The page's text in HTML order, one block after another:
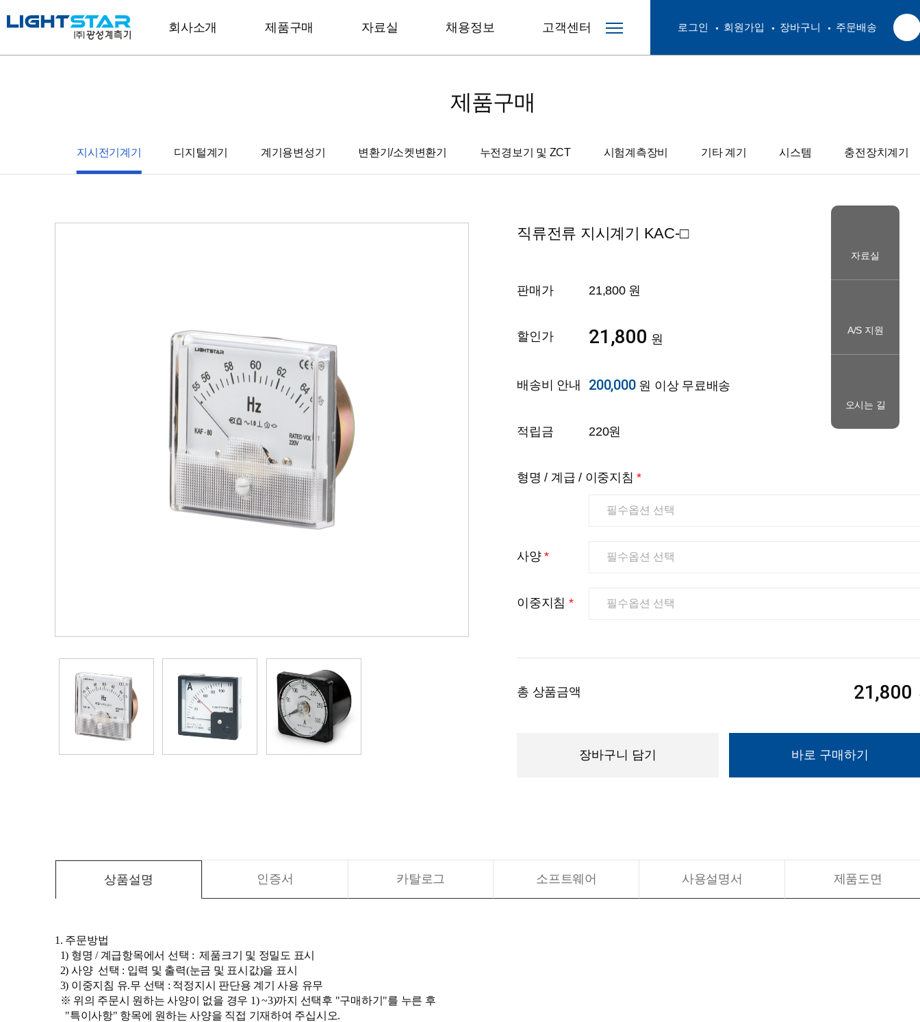
회사소개 제품구매 자료실 채용정보 고객센터 로그인 회원가입 장바구니 주문배송
제품구매
지시전기계기 디지털계기 계기용변성기 변환기/소켓변환기 누전경보기 및 ZCT 시험계측장비 기타 계기 시스템 충전장치계기
직류전류 지시계기 KAC-□
판매가 21,800 원
할인가 21,800 원
배송비 안내 200,000 원 이상 무료배송
적립금 220원
형명 / 계급 / 이중지침*
사양*
이중지침 *
총 상품금액 21,800
장바구니 담기 바로 구매하기
상품설명 인증서 카탈로그 소프트웨어 사용설명서 제품도면
1. 주문방법
1) 형명 / 계급항목에서 선택 : 제품크기 및 정밀도 표시
2) 사양 선택 : 입력 및 출력(눈금 및 표시값)을 표시
3) 이중지침 유.무 선택 : 적 정지시 판단용 계기 사용 유무
※ 위의 주문시 원하는 사양이 없을 경우 1) ~3)까지 선택후 "구매하기"를 누른 후
"특이사항" 항목에 원하는 사양을 직접 기재하여 주십시오.
자료실
A/S 지원
오시는 길